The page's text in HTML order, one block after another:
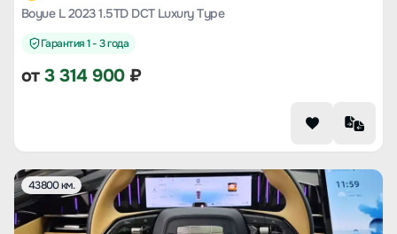
Boyue L 2023 1.5TD DCT Luxury Type
Гарантия 1 - 3 года
от3 314 900₽
43800 км.